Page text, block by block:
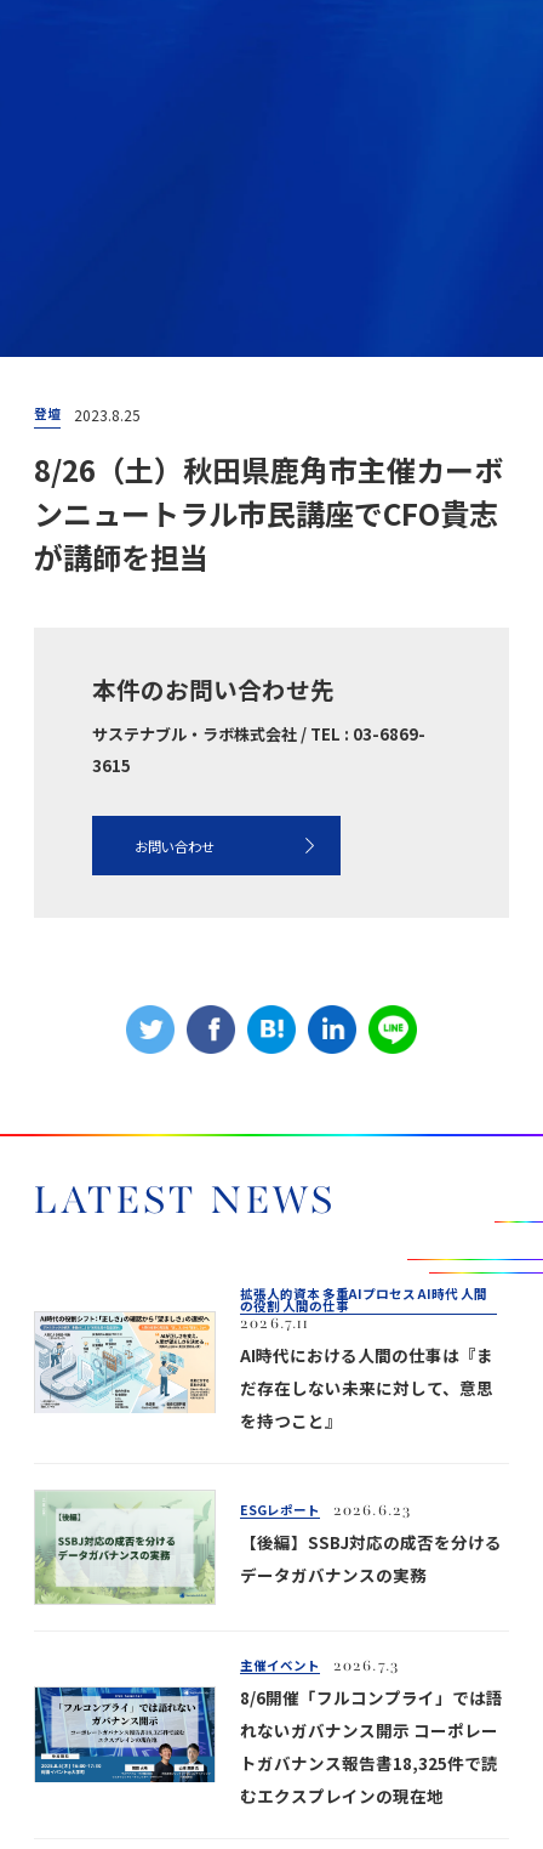
登壇 2023.8.25
8/26（土）秋田県鹿角市主催カーボ
ンニュートラル市民講座でCFO貴志
が講師を担当
本件のお問い合わせ先
サステナブル・ラボ株式会社 / TEL : 03-6869-
3615
お問い合わせ
LATEST NEWS
拡張人的資本 多重AIプロセス AI時代 人間
の役割 人間の仕事
2026.7.11
AI時代における人間の仕事は『ま
だ存在しない未来に対して、意思
を持つこと』
ESGレポート 2026.6.23
【後編】SSBJ対応の成否を分ける
データガバナンスの実務
主催イベント 2026.7.3
8/6開催「フルコンプライ」では語
れないガバナンス開示 コーポレー
トガバナンス報告書18,325件で読
むエクスプレインの現在地